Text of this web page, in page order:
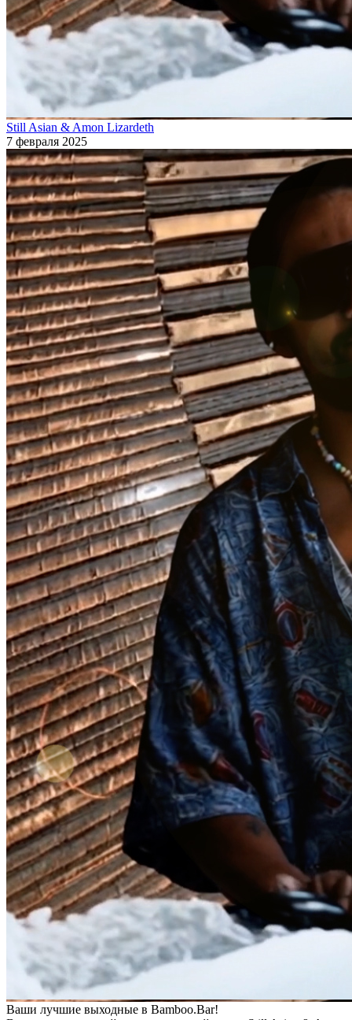
Still Asian & Amon Lizardeth
7 февраля 2025
Ваши лучшие выходные в Bamboo.Bar!